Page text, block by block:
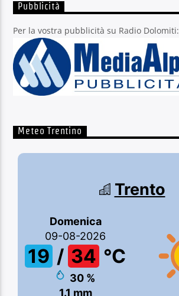
Pubblicità
Per la vostra pubblicità su Radio Dolomiti:
Meteo Trentino